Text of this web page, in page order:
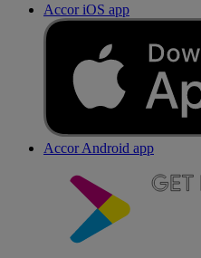
Accor iOS app
Accor Android app